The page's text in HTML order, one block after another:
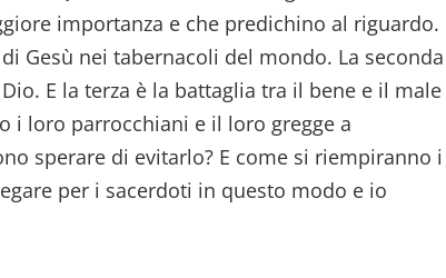
importanza e che predichino al riguardo.
Gesù nei tabernacoli del mondo. La seconda
E la terza è la battaglia tra il bene e il male
i loro parrocchiani e il loro gregge a
sperare di evitarlo? E come si riempiranno i
per i sacerdoti in questo modo e io